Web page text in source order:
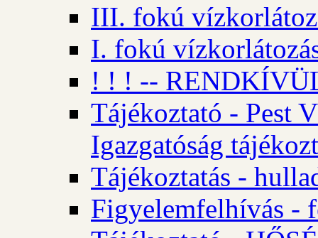
III. fokú
I. fokú
! ! ! --
Tájékoztató - Pest
Igazgatóság
Tájékoztatás -
Figyelemfelhívás -